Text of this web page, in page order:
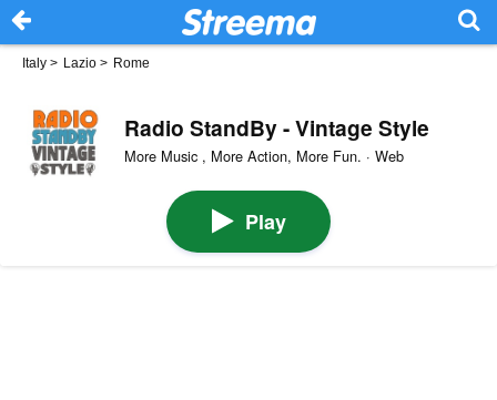
Italy > Lazio > Rome
Radio StandBy - Vintage Style
More Music , More Action, More Fun. · Web
Play